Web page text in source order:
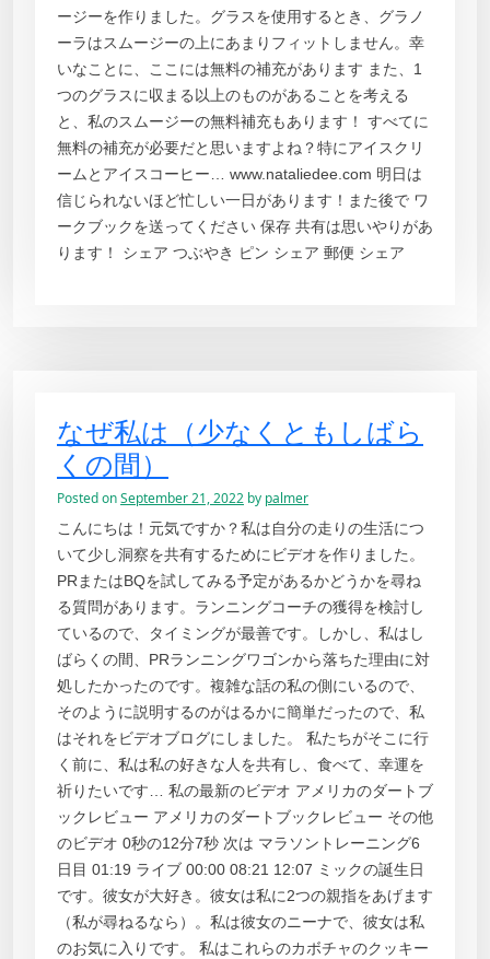
ージーを作りました。グラスを使用するとき、グラノ
ーラはスムージーの上にあまりフィットしません。幸
いなことに、ここには無料の補充があります また、1
つのグラスに収まる以上のものがあることを考える
と、私のスムージーの無料補充もあります！ すべてに
無料の補充が必要だと思いますよね？特にアイスクリ
ームとアイスコーヒー… www.nataliedee.com 明日は
信じられないほど忙しい一日があります！また後で ワ
ークブックを送ってください 保存 共有は思いやりがあ
ります！ シェア つぶやき ピン シェア 郵便 シェア
なぜ私は（少なくともしばら
くの間）
Posted onSeptember 21, 2022 by palmer
こんにちは！元気ですか？私は自分の走りの生活につ
いて少し洞察を共有するためにビデオを作りました。
PRまたはBQを試してみる予定があるかどうかを尋ね
る質問があります。ランニングコーチの獲得を検討し
ているので、タイミングが最善です。しかし、私はし
ばらくの間、PRランニングワゴンから落ちた理由に対
処したかったのです。複雑な話の私の側にいるので、
そのように説明するのがはるかに簡単だったので、私
はそれをビデオブログにしました。 私たちがそこに行
く前に、私は私の好きな人を共有し、食べて、幸運を
祈りたいです… 私の最新のビデオ アメリカのダートブ
ックレビュー アメリカのダートブックレビュー その他
のビデオ 0秒の12分7秒 次は マラソントレーニング6
日目 01:19 ライブ 00:00 08:21 12:07 ミックの誕生日
です。彼女が大好き。彼女は私に2つの親指をあげます
（私が尋ねるなら）。私は彼女のニーナで、彼女は私
のお気に入りです。 私はこれらのカボチャのクッキー